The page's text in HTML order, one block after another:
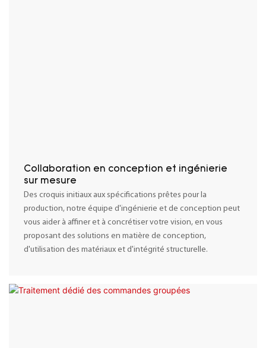
Collaboration en conception et ingénierie
sur mesure
Des croquis initiaux aux spécifications prêtes pour la
production, notre équipe d'ingénierie et de conception peut
vous aider à affiner et à concrétiser votre vision, en vous
proposant des solutions en matière de conception,
d'utilisation des matériaux et d'intégrité structurelle.